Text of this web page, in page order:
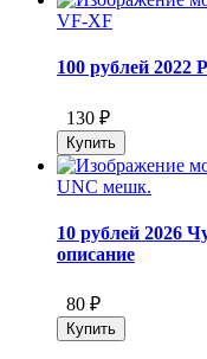
VF-XF
100 рублей
130 ₽
UNC мешк.
10 рублей 2026
описание
80 ₽